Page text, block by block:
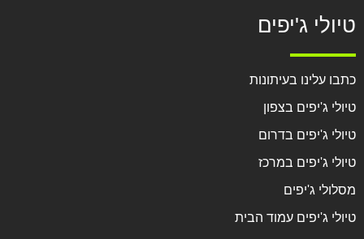
טיולי ג'יפים
כתבו עלינו בעיתונות
טיולי ג'יפים בצפון
טיולי ג'יפים בדרום
טיולי ג'יפים במרכז
מסלולי ג'יפים
טיולי ג'יפים עמוד הבית